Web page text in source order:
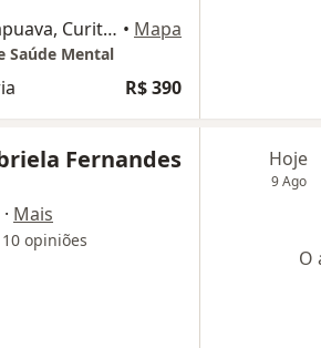
Avenida Visconde de Guarapuava, Curitiba • Mapa
Saúde Mental
R$ 390
Fernandes
· Mais
10 opiniões
Hoje
9 Ago
O